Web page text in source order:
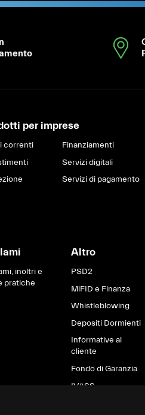
per imprese
correnti
Finanziamenti
Servizi digitali
Servizi di pagamento
inoltri e
pratiche
Altro
PSD2
MiFID e Finanza
Whistleblowing
Depositi Dormienti
Informative al
cliente
Fondo di Garanzia
IVASS